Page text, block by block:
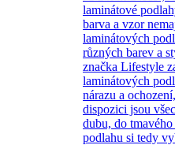
laminátové
barva a vzor
laminátových
různých barev a
značka Lifestyle
laminátových
nárazu a
dispozici jsou
dubu, do
podlahu si tedy